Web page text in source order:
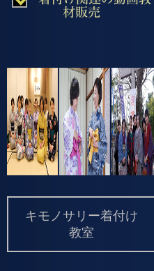
材販売
キモノサリー着付け
教室